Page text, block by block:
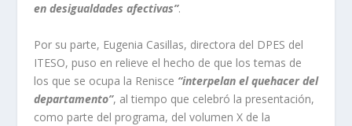
en desigualdades afectivas”.
Por su parte, Eugenia Casillas, directora del DPES del
ITESO, puso en relieve el hecho de que los temas de
los que se ocupa la Renisce “interpelan el quehacer del
departamento”, al tiempo que celebró la presentación,
como parte del programa, del volumen X de la